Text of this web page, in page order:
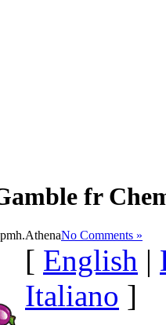
fr
AthenaNo Comments »
[ English |
Italiano ]